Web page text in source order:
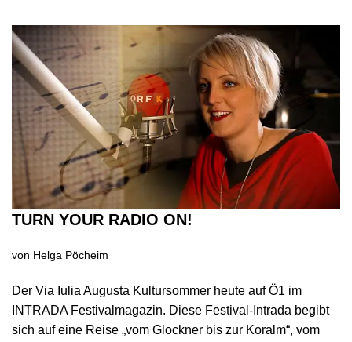
TURN YOUR RADIO ON!
von Helga Pöcheim
Der Via Iulia Augusta Kultursommer heute auf Ö1 im
INTRADA Festivalmagazin. Diese Festival-Intrada begibt
sich auf eine Reise „vom Glockner bis zur Koralm“, vom